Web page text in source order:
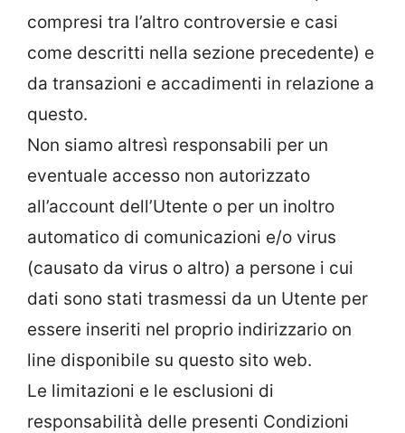
compresi tra l’altro controversie e casi
come descritti nella sezione precedente) e
da transazioni e accadimenti in relazione a
questo.
Non siamo altresì responsabili per un
eventuale accesso non autorizzato
all’account dell’Utente o per un inoltro
automatico di comunicazioni e/o virus
(causato da virus o altro) a persone i cui
dati sono stati trasmessi da un Utente per
essere inseriti nel proprio indirizzario on
line disponibile su questo sito web.
Le limitazioni e le esclusioni di
responsabilità delle presenti Condizioni